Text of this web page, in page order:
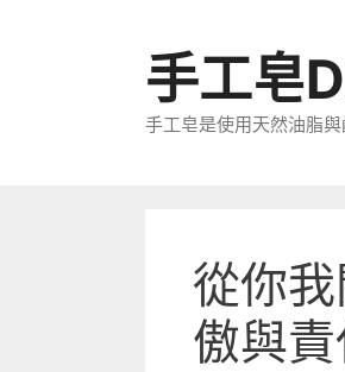
手工皂
手工皂是使用天然油脂
從你
傲與